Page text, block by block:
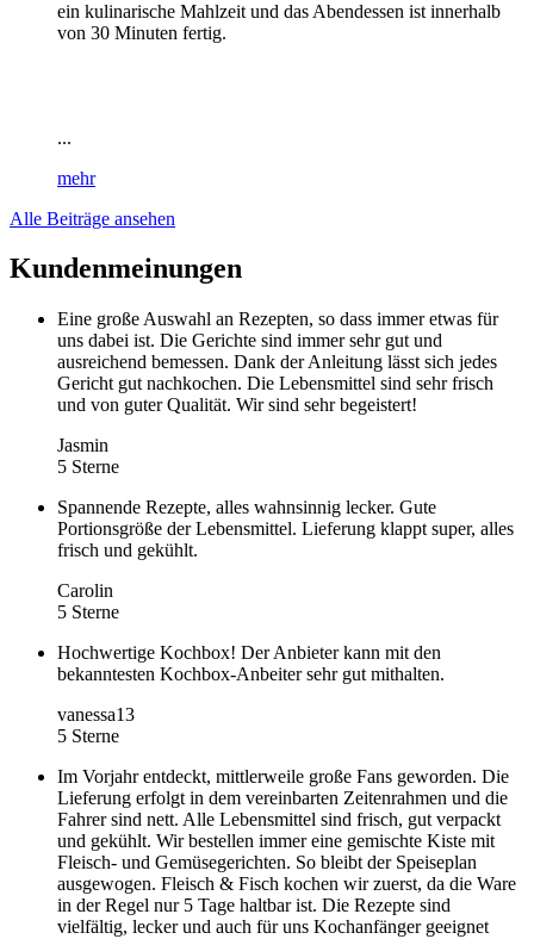
ein kulinarische Mahlzeit und das Abendessen ist innerhalb
von 30 Minuten fertig.
...
mehr
Alle Beiträge ansehen
Kundenmeinungen
Eine große Auswahl an Rezepten, so dass immer etwas für
uns dabei ist. Die Gerichte sind immer sehr gut und
ausreichend bemessen. Dank der Anleitung lässt sich jedes
Gericht gut nachkochen. Die Lebensmittel sind sehr frisch
und von guter Qualität. Wir sind sehr begeistert!
Jasmin
5 Sterne
Spannende Rezepte, alles wahnsinnig lecker. Gute
Portionsgröße der Lebensmittel. Lieferung klappt super, alles
frisch und gekühlt.
Carolin
5 Sterne
Hochwertige Kochbox! Der Anbieter kann mit den
bekanntesten Kochbox-Anbeiter sehr gut mithalten.
vanessa13
5 Sterne
Im Vorjahr entdeckt, mittlerweile große Fans geworden. Die
Lieferung erfolgt in dem vereinbarten Zeitenrahmen und die
Fahrer sind nett. Alle Lebensmittel sind frisch, gut verpackt
und gekühlt. Wir bestellen immer eine gemischte Kiste mit
Fleisch- und Gemüsegerichten. So bleibt der Speiseplan
ausgewogen. Fleisch & Fisch kochen wir zuerst, da die Ware
in der Regel nur 5 Tage haltbar ist. Die Rezepte sind
vielfältig, lecker und auch für uns Kochanfänger geeignet